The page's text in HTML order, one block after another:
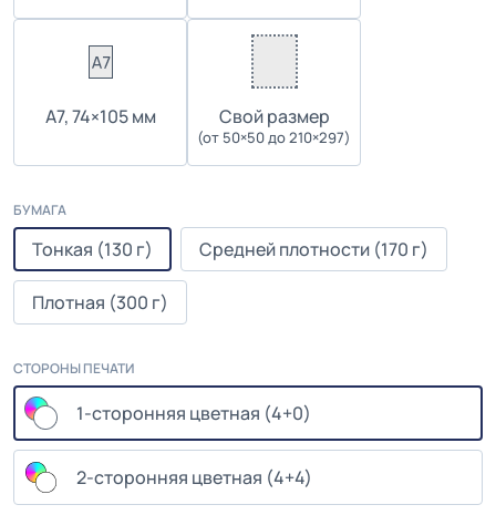
А7, 74×105 мм Cвой размер
(от 50×50 до 210×297)
БУМАГА
Тонкая (130 г) Средней плотности (170 г)
Плотная (300 г)
СТОРОНЫ ПЕЧАТИ
1-сторонняя цветная (4+0)
2-сторонняя цветная (4+4)